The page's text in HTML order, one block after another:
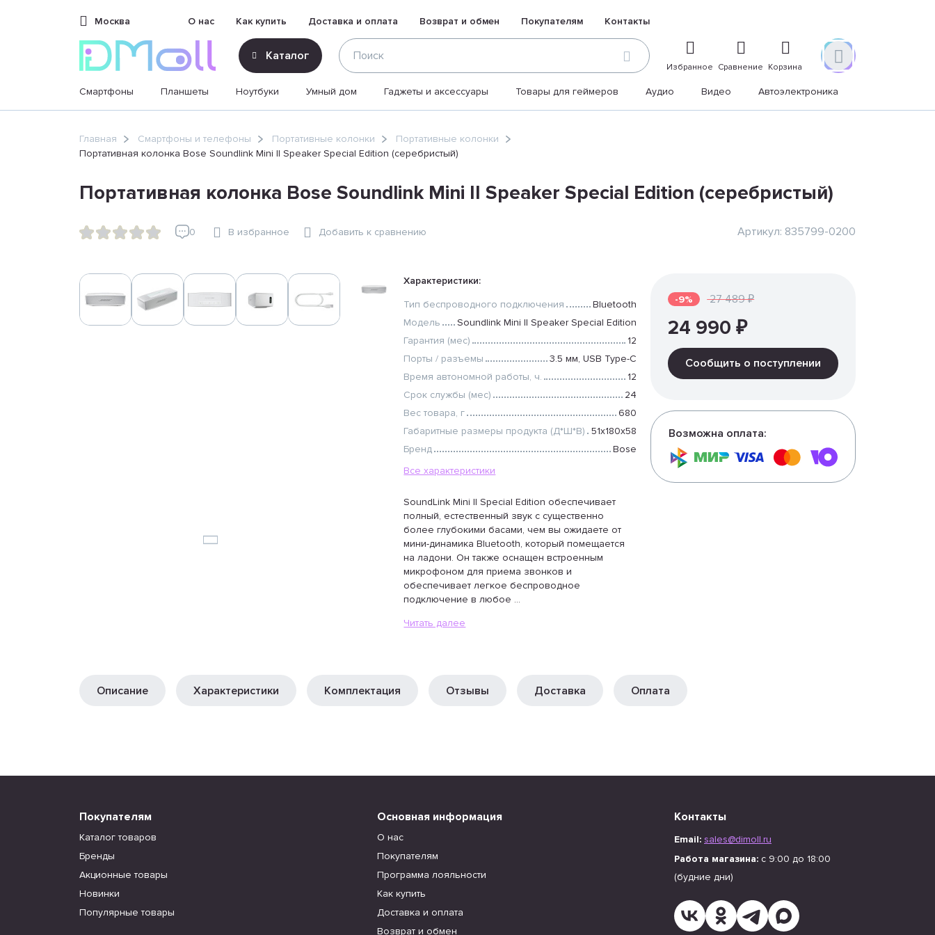
Москва О нас Как купить Доставка и оплата Возврат и обмен Покупателям Контакты
Каталог
Избранное Сравнение Корзина
Смартфоны Планшеты Ноутбуки Умный дом Гаджеты и аксессуары Товары для геймеров Аудио Видео Автоэлектроника
sales@dimoll.ruГлавная Смартфоны и телефоны Портативные колонки
Портативные колонки
Портативная колонка Bose Soundlink Mini II Speaker Special Edition (серебристый)
Портативная колонка Bose Soundlink Mini II Speaker Special Edition (серебристый)
0 В избранное Добавить к сравнению Артикул: 835799-0200
Характеристики:
Тип беспроводного подключения
Bluetooth
Модель
Soundlink Mini II Speaker Special Edition
Гарантия (мес)
12
Порты / разъемы
3.5 мм, USB Type-C
Время автономной работы, ч.
12
Срок службы (мес)
24
Вес товара, г
680
Габаритные размеры продукта (Д*Ш*В) 51x180x58
Бренд
Bose
Все характеристики
SoundLink Mini II Special Edition обеспечивает
полный, естественный звук с существенно
более глубокими басами, чем вы ожидаете от
мини-динамика Bluetooth, который помещается
на ладони. Он также оснащен встроенным
микрофоном для приема звонков и
обеспечивает легкое беспроводное
подключение в любое ...
Читать далее
-9% 27 489 ₽
24 990 ₽
Сообщить о поступлении
Возможна оплата:
Описание Характеристики Комплектация Отзывы Доставка Оплата
Покупателям
Каталог товаров
Бренды
Акционные товары
Новинки
Популярные товары
Основная информация
О нас
Покупателям
Программа лояльности
Как купить
Доставка и оплата
Возврат и обмен
Контакты
Email: sales@dimoll.ru
Работа магазина: с 9:00 до 18:00
(будние дни)